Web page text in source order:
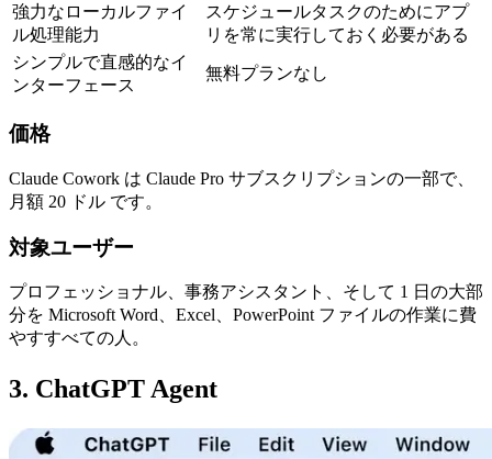
強力なローカルファイ
ル処理能力
スケジュールタスクのためにアプ
リを常に実行しておく必要がある
シンプルで直感的なイ
ンターフェース
無料プランなし
価格
Claude Cowork は Claude Pro サブスクリプションの一部で、
月額 20 ドル です。
対象ユーザー
プロフェッショナル、事務アシスタント、そして 1 日の大部
分を Microsoft Word、Excel、PowerPoint ファイルの作業に費
やすすべての人。
3. ChatGPT Agent